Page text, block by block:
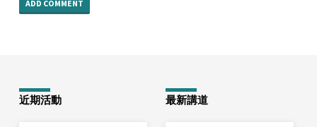
近期活動 最新講道